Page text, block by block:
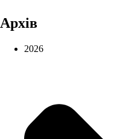
Архів
2026